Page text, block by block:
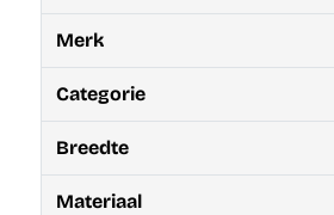
Merk
Categorie
Breedte
Materiaal